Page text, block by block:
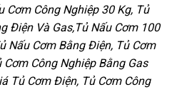
Cơm Công Nghiệp 30 Kg, Tủ
Điện Và Gas,Tủ Nấu Cơm 100
Nấu Cơm Bằng Điện, Tủ Cơm
Công Nghiệp Bằng Gas
Tủ Cơm Điện, Tủ Cơm Công